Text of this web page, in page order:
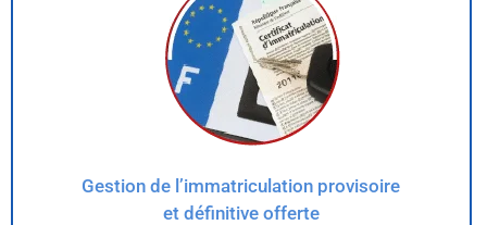
Gestion de l’immatriculation provisoire
et définitive offerte